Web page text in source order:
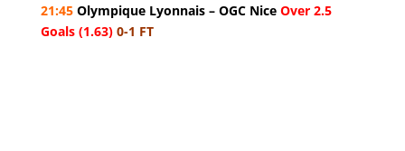
21:45Olympique Lyonnais – OGC Nice Over 2.5
Goals (1.63)0-1 FT